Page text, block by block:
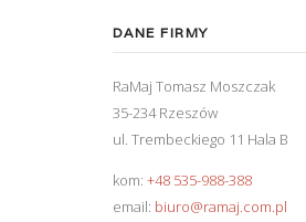
DANE FIRMY
RaMaj Tomasz Moszczak
35-234 Rzeszów
ul. Trembeckiego 11 Hala B
kom: +48 535-988-388
email: biuro@ramaj.com.pl